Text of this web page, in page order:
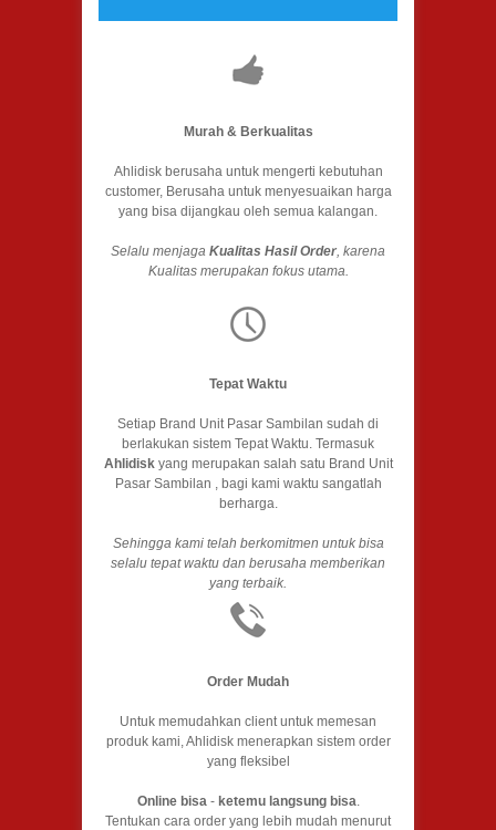
Murah & Berkualitas
Ahlidisk berusaha untuk mengerti kebutuhan
customer, Berusaha untuk menyesuaikan harga
yang bisa dijangkau oleh semua kalangan.
Selalu menjaga Kualitas Hasil Order, karena
Kualitas merupakan fokus utama.
Tepat Waktu
Setiap Brand Unit Pasar Sambilan sudah di
berlakukan sistem Tepat Waktu. Termasuk
Ahlidiskyang merupakan salah satu Brand Unit
Pasar Sambilan , bagi kami waktu sangatlah
berharga.
Sehingga kami telah berkomitmen untuk bisa
selalu tepat waktu dan berusaha memberikan
yang terbaik.
Order Mudah
Untuk memudahkan client untuk memesan
produk kami, Ahlidisk menerapkan sistem order
yang fleksibel
Online bisa- ketemu langsung bisa.
Tentukan cara order yang lebih mudah menurut